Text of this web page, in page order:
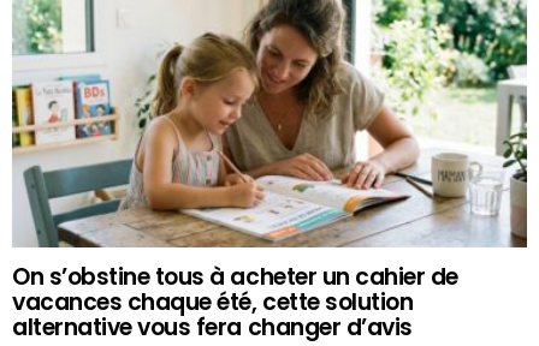
On s’obstine tous à acheter un cahier de
vacances chaque été, cette solution
alternative vous fera changer d’avis